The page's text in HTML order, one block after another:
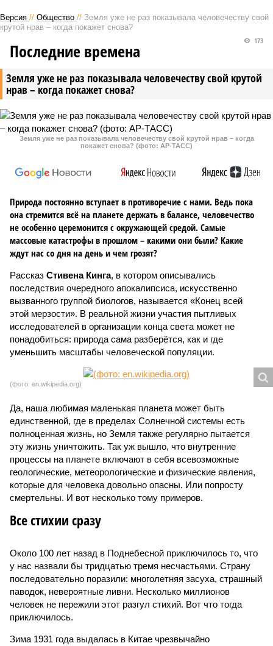
Версия // Общество // Земля уже не раз показывала человечеству свой
крутой нрав – когда покажет снова?
Земля уже не раз показывала человечеству свой крутой
нрав – когда покажет снова?
173
Последние времена
Земля уже не раз показывала человечеству свой крутой нрав – когда
покажет снова? (фото: АР-ТАСС)
Природа постоянно вступает в противоречие с нами. Ведь пока
она стремится всё на планете держать в балансе, человечество
не особенно церемонится с окружающей средой. Самые
массовые катастрофы в прошлом – какими они были? Какие
ждут нас со дня на день и чем грозят?
Рассказ Стивена Кинга, в котором описывались
последствия очередного апокалипсиса, искусственно
вызванного группой биологов, называется «Конец всей
этой мерзости». В реальной жизни участия пытливых
исследователей в организации конца света может не
понадобиться: природа сама разберётся, как и где
уменьшить масштабы человеческой популяции.
(фото: en.wikipedia.org)
Да, наша любимая маленькая планета может быть
единственной, где в пределах Солнечной системы есть
полноценная жизнь, но Земля также регулярно пытается
эту жизнь уничтожить. Так уж вышло, что внутренние
процессы на планете включают в себя всевозможные
геологические, метеорологические и физические явления,
которые для человека довольно опасны. Или попросту
смертельны. И вот несколько тому примеров.
Все стихии сразу
Около 100 лет назад в Поднебесной приключилось то, что
у нас назвали бы тридцатью тремя несчастьями. Страну
последовательно поразили: многолетняя засуха, страшный
паводок, невероятные ливни. Несколько миллионов
человек не пережили этот разгул стихий. Вот что тогда
приключилось.
Зима 1931 года выдалась в Китае чрезвычайно